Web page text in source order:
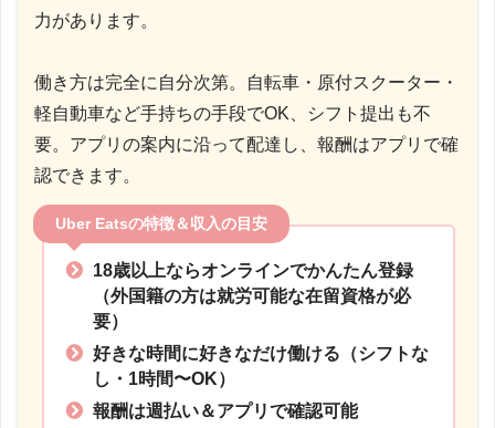
力があります。
働き方は完全に自分次第。自転車・原付スクーター・
軽自動車など手持ちの手段でOK、シフト提出も不
要。アプリの案内に沿って配達し、報酬はアプリで確
認できます。
Uber Eatsの特徴＆収入の目安
18歳以上ならオンラインでかんたん登録
（外国籍の方は就労可能な在留資格が必
要）
好きな時間に好きなだけ働ける（シフトな
し・1時間〜OK）
報酬は週払い＆アプリで確認可能